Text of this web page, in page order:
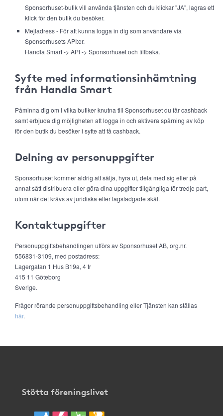
Sponsorhuset-butik vill använda tjänsten och du klickar "JA", lagras ett
klick för den butik du besöker.
Mejladress - För att kunna logga in dig som användare via
Sponsorhusets API:er.
Handla Smart -> API -> Sponsorhuset och tillbaka.
Syfte med informationsinhämtning
från Handla Smart
Påminna dig om i vilka butiker knutna till Sponsorhuset du får cashback
samt erbjuda dig möjligheten att logga in och aktivera spårning av köp
för den butik du besöker i syfte att få cashback.
Delning av personuppgifter
Sponsorhuset kommer aldrig att sälja, hyra ut, dela med sig eller på
annat sätt distribuera eller göra dina uppgifter tillgängliga för tredje part,
utom när det krävs av juridiska eller lagstadgade skäl.
Kontaktuppgifter
Personuppgiftsbehandlingen utförs av Sponsorhuset AB, org.nr.
556831-3109, med postadress:
Lagergatan 1 Hus B19a, 4 tr
415 11 Göteborg
Sverige.
Frågor rörande personuppgiftsbehandling eller Tjänsten kan ställas
här.
Stötta föreningslivet